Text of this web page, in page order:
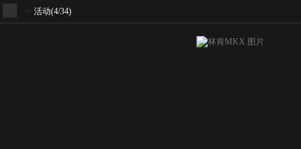
> 活动(4/34)